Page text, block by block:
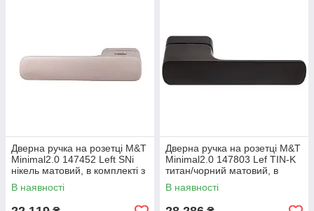
Дверна ручка на розетці M&T
Minimal2.0 147452 Left SNi
нікель матовий, в комплекті з
WC
В наявності
Дверна ручка на розетці M&T
Minimal2.0 147803 Lef TIN-K
титан/чорний матовий, в
комплекті з WC
В наявності